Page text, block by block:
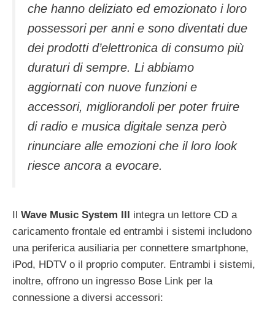
che hanno deliziato ed emozionato i loro
possessori per anni e sono diventati due
dei prodotti d’elettronica di consumo più
duraturi di sempre. Li abbiamo
aggiornati con nuove funzioni e
accessori, migliorandoli per poter fruire
di radio e musica digitale senza però
rinunciare alle emozioni che il loro look
riesce ancora a evocare.
Il Wave Music System III integra un lettore CD a
caricamento frontale ed entrambi i sistemi includono
una periferica ausiliaria per connettere smartphone,
iPod, HDTV o il proprio computer. Entrambi i sistemi,
inoltre, offrono un ingresso Bose Link per la
connessione a diversi accessori: